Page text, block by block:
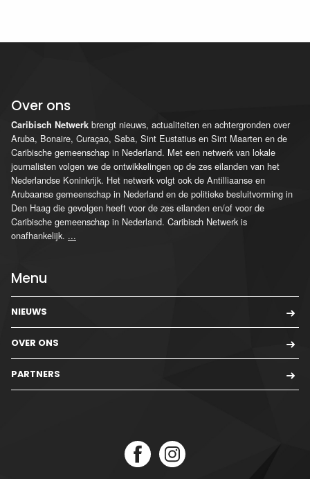
Over ons
Caribisch Netwerk brengt nieuws, actualiteiten en achtergronden over
Aruba, Bonaire, Curaçao, Saba, Sint Eustatius en Sint Maarten en de
Caribische gemeenschap in Nederland. Met een netwerk van lokale
journalisten volgen we de ontwikkelingen op de zes eilanden van het
Nederlandse Koninkrijk. Het netwerk volgt ook de Antilliaanse en
Arubaanse gemeenschap in Nederland en de politieke besluitvorming in
Den Haag die gevolgen heeft voor de zes eilanden en/of voor de
Caribische gemeenschap in Nederland. Caribisch Netwerk is
onafhankelijk. ...
Menu
NIEUWS
OVER ONS
PARTNERS